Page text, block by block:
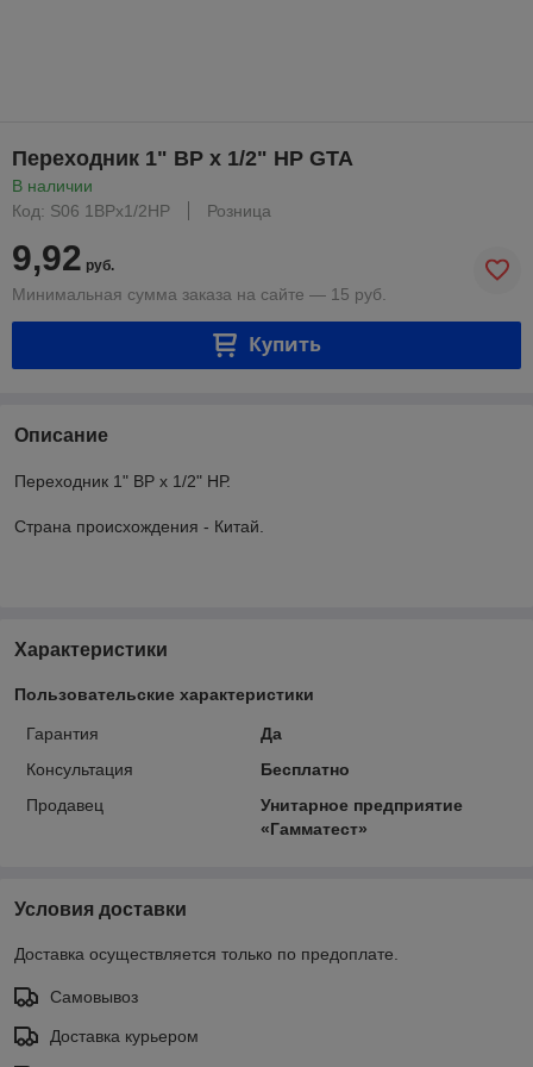
Переходник 1" ВР х 1/2" НР GTA
В наличии
Код: S06 1ВРх1/2НР
Розница
9,92 руб.
Минимальная сумма заказа на сайте — 15 руб.
Купить
Описание
Переходник 1" ВР х 1/2" НР.
Страна происхождения - Китай.
Характеристики
Пользовательские характеристики
Гарантия
Да
Консультация
Бесплатно
Продавец
Унитарное предприятие
«Гамматест»
Условия доставки
Доставка осуществляется только по предоплате.
Самовывоз
Доставка курьером